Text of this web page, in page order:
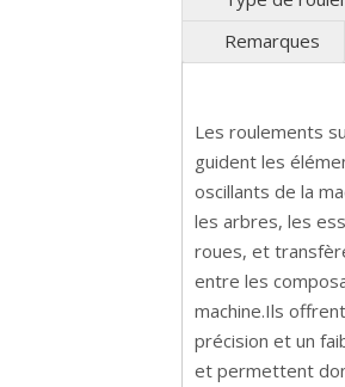
Remarques
Les roulements
guident les
oscillants de la
les arbres, les
roues, et
entre les
machine.Ils
précision et un
et permettent